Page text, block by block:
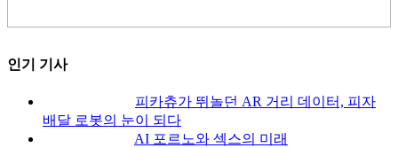
인기 기사
피카츄가 뛰놀던 AR 거리 데이터, 피자
배달 로봇의 눈이 되다
AI 포르노와 섹스의 미래